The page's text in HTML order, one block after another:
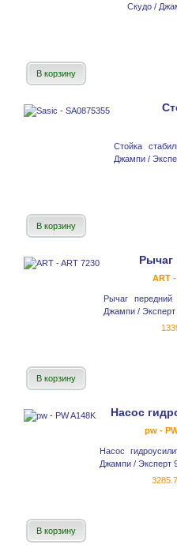
Скудо /
В корзину
Стойка
Джампи /
В корзину
Рычаг
ART
Рычаг
Джампи / Эксперт
В корзину
Насос
pw -
Насос
Джампи / Эксперт
В корзину